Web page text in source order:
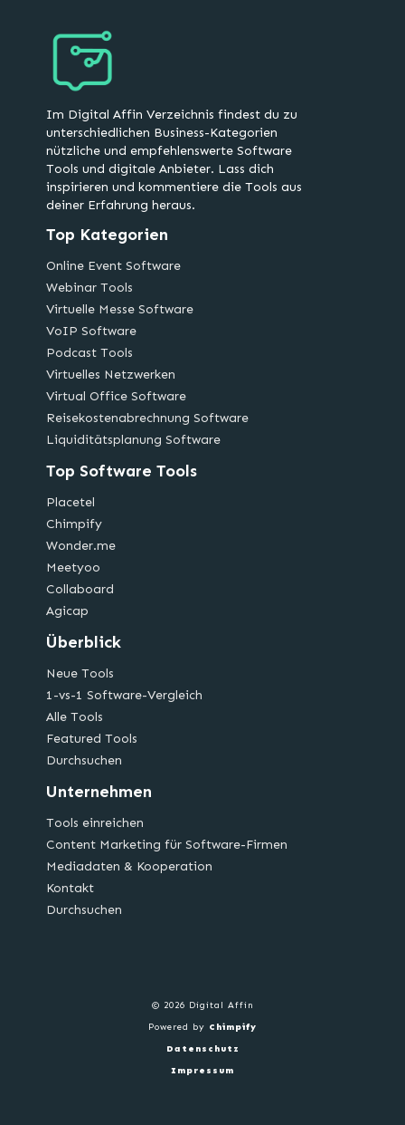
Im Digital Affin Verzeichnis findest du zu
unterschiedlichen Business-Kategorien
nützliche und empfehlenswerte Software
Tools und digitale Anbieter. Lass dich
inspirieren und kommentiere die Tools aus
deiner Erfahrung heraus.
Top Kategorien
Online Event Software
Webinar Tools
Virtuelle Messe Software
VoIP Software
Podcast Tools
Virtuelles Netzwerken
Virtual Office Software
Reisekostenabrechnung Software
Liquiditätsplanung Software
Top Software Tools
Placetel
Chimpify
Wonder.me
Meetyoo
Collaboard
Agicap
Überblick
Neue Tools
1-vs-1 Software-Vergleich
Alle Tools
Featured Tools
Durchsuchen
Unternehmen
Tools einreichen
Content Marketing für Software-Firmen
Mediadaten & Kooperation
Kontakt
Durchsuchen
© 2026 Digital Affin
Powered by Chimpify
Datenschutz
Impressum